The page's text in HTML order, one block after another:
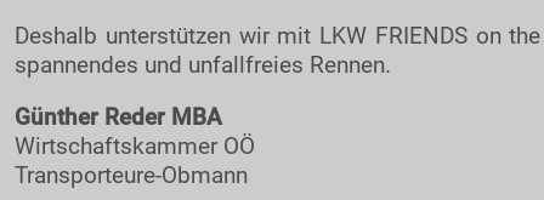
Deshalb unterstützen wir mit LKW FRIENDS on
spannendes und unfallfreies Rennen.
Günther Reder MBA
Wirtschaftskammer OÖ
Transporteure-Obmann